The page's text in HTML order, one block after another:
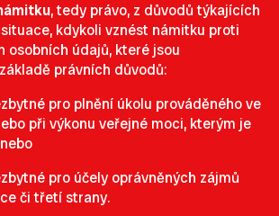
, tedy právo, z důvodů týkajících
kdykoli vznést námitku proti
osobních údajů, které jsou
právních důvodů:
pro plnění úkolu prováděného ve
při výkonu veřejné moci, kterým je
pro účely oprávněných zájmů
či třetí strany.